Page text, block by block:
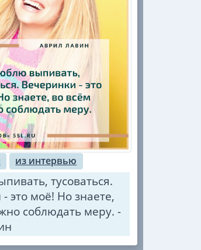
из интервью
тусоваться.
это моё! Но знаете,
соблюдать меру. -